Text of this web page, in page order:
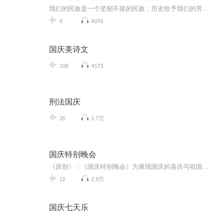
8 6076
国庆美诗文
108 4173
刑法国庆
26 1.7万
国庆特别晚会
12 2.9万
国庆七天乐